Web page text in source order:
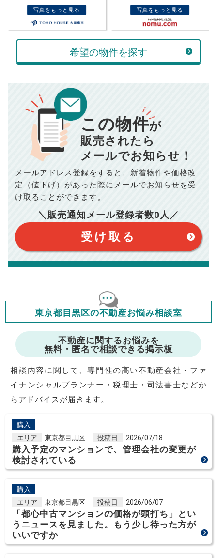
ボーナス
返済金額
万円
万円
返済シミュレーション計算結果
毎月の支払額 834
年間の支払額 10,005 円
総支払額 100,050 円
このシミュレーターは元利均等返済方式で試算しています。
このシミュレーターは、四捨五入にて計算しております。
このシミュレーターはお借り入れの全期間で金利が変わらない設
このシミュレーターでの結果は、お借り入れを保証するものでは
ありません。
このシミュレーターをご利用された方の、いかなる損害について
ますが、お借り入れの際に各金融機関にご相談ください。
会員マイページでは
修繕費・管理費の計算もできます
計算する
00万円
■仲介手数料／ 00万円
■売買契約書印紙／ 0
■抵当権抹消費用／0万円
※購入価格よりも売却価格が高い場合、譲渡所得税が発生する
場合がございます。詳しくは最寄りの税務署などにご確認く
※シミュレーター結果はあくまでも概算であり、手残り金額を
保証するものではございません。
※上記売却費用には、住所変更登記の費用、引っ越し費用、住
宅ローンの一括繰上返済の手数料等は含まれておりませんの
で予めご了承ください。
※仲介手数料は宅地建物取引業法で定められた上限で計算して
おります。（物件価格×3%＋6万円＋消費税）
写真をもっと見る 写真をもっと見る
希望の物件を探す
この物件が
販売されたら
メールでお知らせ！
メールアドレス登録をすると、 新着物件や価格改
定（値下げ）があった際に メールでお知らせを受
け取ることができます。
＼販売通知メール登録者数0人／
受け取る
東京都目黒区の不動産お悩み相談室
不動産に関するお悩みを
無料・匿名で相談できる掲示板
相談内容に関して、専門性の高い不動産会社・ファ
イナンシャルプランナー・税理士・司法書士などか
らアドバイスが届きます。
購入
エリア
東京都目黒区 投稿日 2026/07/18
購入予定のマンションで、管理会社の変更が
検討されている
購入
エリア
東京都目黒区 投稿日 2026/06/07
「都心中古マンションの価格が頭打ち」とい
うニュースを見ました。もう少し待った方が
いいですか